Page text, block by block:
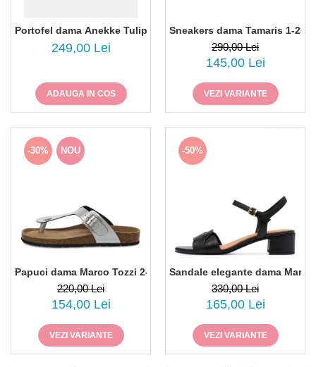
Portofel dama Anekke Tulip 43709-906
249,00 Lei
ADAUGA IN COS
Sneakers dama Tamaris 1-
290,00 Lei
145,00 Lei
VEZI VARIANTE
-30% NOU
Papuci dama Marco Tozzi 2-27402-44, piele naturala, bronz
220,00 Lei
154,00 Lei
VEZI VARIANTE
-50%
Sandale elegante dama Marco
330,00 Lei
165,00 Lei
VEZI VARIANTE